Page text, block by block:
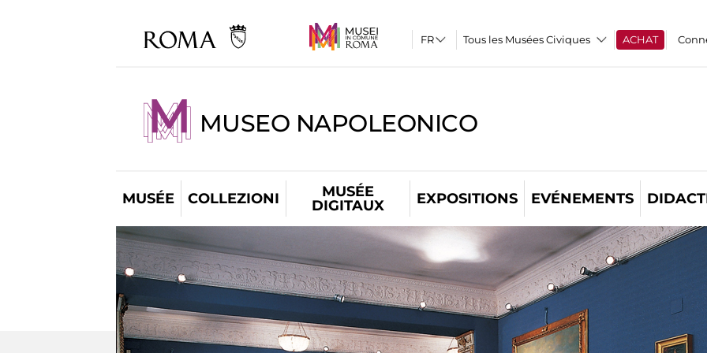
Tous les Musées Civiques ACHAT
MUSEO NAPOLEONICO
MUSÉE COLLEZIONI
MUSÉE
DIGITAUX
EXPOSITIONS EVÉNEMENTS